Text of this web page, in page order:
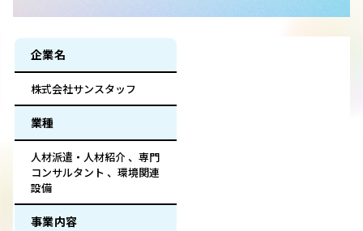
企業名
株式会社サンスタッフ
業種
人材派遣・人材紹介 、専門
コンサルタント 、環境関連
設備
事業内容